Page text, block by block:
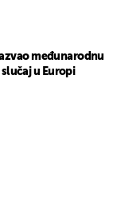
međunarodnu
u Europi